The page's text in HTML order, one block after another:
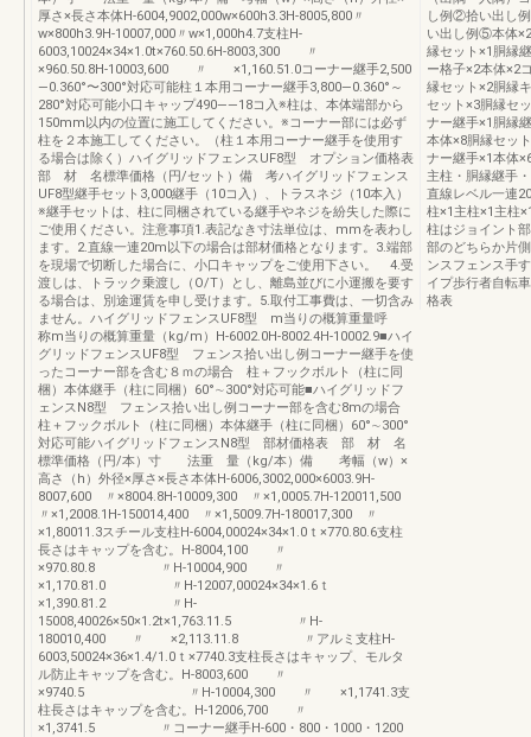
厚さ×長さ本体H-6004,9002,000w×600h3.3H-8005,800〃
w×800h3.9H-10007,000〃w×1,000h4.7支柱H-
6003,10024×34×1.0t×760.50.6H-8003,300 〃
×960.50.8H-10003,600 〃 ×1,160.51.0コーナー継手2,500
—0.360°〜300°対応可能柱１本用コーナー継手3,800—0.360°～
280°対応可能小口キャップ490——18コ入※柱は、本体端部から
150mm以内の位置に施工してください。※コーナー部には必ず
柱を２本施工してください。（柱１本用コーナー継手を使用す
る場合は除く）ハイグリッドフェンスUF8型 オプション価格表
部 材 名標準価格（円/セット）備 考ハイグリッドフェンス
UF8型継手セット3,000継手（10コ入）、トラスネジ（10本入）
※継手セットは、柱に同梱されている継手やネジを紛失した際に
ご使用ください。注意事項1.表記なき寸法単位は、mmを表わし
ます。2.直線一連20m以下の場合は部材価格となります。3.端部
を現場で切断した場合に、小口キャップをご使用下さい。 4.受
渡しは、トラック乗渡し（O/T）とし、離島並びに小運搬を要す
る場合は、別途運賃を申し受けます。5.取付工事費は、一切含み
ません。ハイグリッドフェンスUF8型 m当りの概算重量呼
称m当りの概算重量（kg/m）H-6002.0H-8002.4H-10002.9■ハイ
グリッドフェンスUF8型 フェンス拾い出し例コーナー継手を使
ったコーナー部を含む８ｍの場合 柱＋フックボルト（柱に同
梱）本体継手（柱に同梱）60°∼300°対応可能■ハイグリッドフ
ェンスN8型 フェンス拾い出し例コーナー部を含む8mの場合
柱＋フックボルト（柱に同梱）本体継手（柱に同梱）60°∼300°
対応可能ハイグリッドフェンスN8型 部材価格表 部 材 名
標準価格（円/本）寸 法重 量（kg/本）備 考幅（w）×
高さ（h）外径×厚さ×長さ本体H-6006,3002,000×6003.9H-
8007,600 〃×8004.8H-10009,300 〃×1,0005.7H-120011,500
〃×1,2008.1H-150014,400 〃×1,5009.7H-180017,300 〃
×1,80011.3スチール支柱H-6004,00024×34×1.0ｔ×770.80.6支柱
長さはキャップを含む。H-8004,100 〃
×970.80.8 〃H-10004,900 〃
×1,170.81.0 〃H-12007,00024×34×1.6ｔ
×1,390.81.2 〃H-
15008,40026×50×1.2t×1,763.11.5 〃H-
180010,400 〃 ×2,113.11.8 〃アルミ支柱H-
6003,50024×36×1.4/1.0ｔ×7740.3支柱長さはキャップ、モルタ
ル防止キャップを含む。H-8003,600 〃
×9740.5 〃H-10004,300 〃 ×1,1741.3支
柱長さはキャップを含む。H-12006,700 〃
×1,3741.5 〃コーナー継手H-600・800・1000・1200
し例②拾い出し
い出し例⑤本体
縁セット×1胴縁
ー格子×2本体×2
縁セット×2胴縁
セット×3胴縁セ
ナー継手×1胴縁
本体×8胴縁セッ
ナー継手×1本体
主柱・胴縁継手
直線レベル一連
柱×1主柱×1主柱
柱はジョイント
部のどちらか片
ンスフェンス手
イプ歩行者自転
格表